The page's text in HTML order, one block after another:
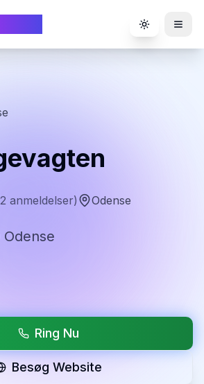
Toggle
2 anmeldelser) Odense
Ring Nu
Besøg Website